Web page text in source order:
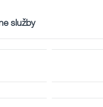
služby